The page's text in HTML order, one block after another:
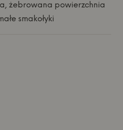
żebrowana powierzchnia
smakołyki